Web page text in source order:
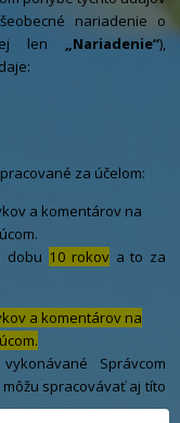
nariadenie o
len „Nariadenie“),
za účelom:
a komentárov na
dobu 10 rokov a to za
a komentárov na
Správcom
spracovávať aj títo